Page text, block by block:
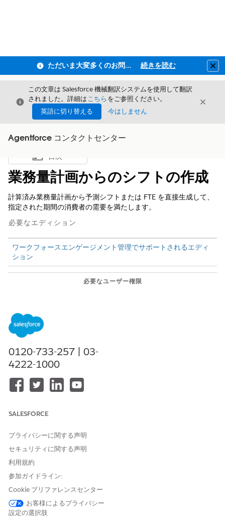
ただいま大変多くのお問い合わせをいただいており、ご連絡までにお時間を頂戴しております 続きを読む
閉じる
この文章は Salesforce 機械翻訳システムを使用して翻訳
されました。詳細はこちら をご参照ください。
英語に切り替える
今はしません
閉じる
Agentforce コンタクトセンター
目次を表示
目次
業務量計画からのシフトの作成
計算済み業務量計画から予測シフトまたは FTE を直接生成して、
指定された期間の消費者の需要を満たします。
必要なエディション
ワークフォースエンゲージメント管理でサポートされるエディ
ション
必要なユーザー権限
アプリケーションランチャーで、
作成した業務量計画を選択します。
[シフトを作成]をクリックします。
状況を更新します。
れます。このダッシュボードには、期間中に需要を満たすこと
ができるようになる見込みのシフトまたは FTE の数が表示さ
ご意見をお待ちしております。
0120-733-257 | 03-
4222-1000
SALESFORCE
プライバシーに関する声明
セキュリティに関する声明
利用規約
参加ガイドライン:
Cookie プリファレンスセンター
お客様によるプライバシー
設定の選択肢